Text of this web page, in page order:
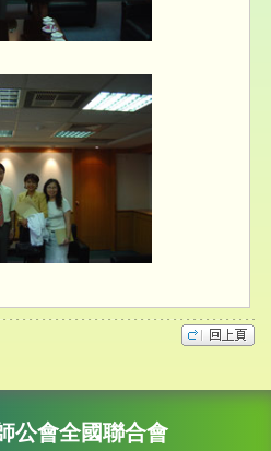
公會全國聯合會